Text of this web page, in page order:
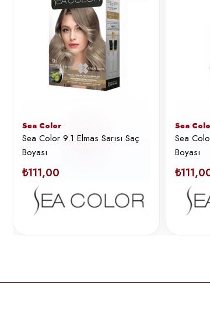
Sea Color
Sea Color 9.1 Elmas Sarısı Saç
Boyası
₺111,00
Sea
Sea
Boyası